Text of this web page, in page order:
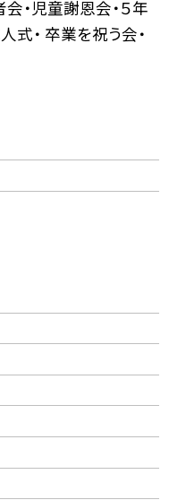
・児童謝恩会・５年
式・ 卒業を祝う会・